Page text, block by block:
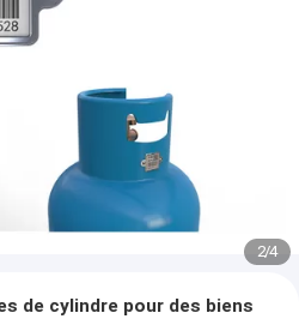
2/4
de cylindre pour des biens